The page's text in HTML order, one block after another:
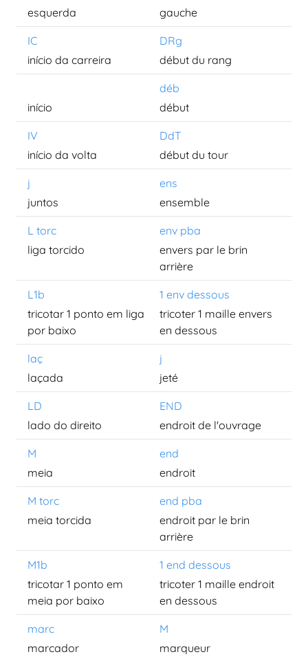
esquerda
gauche
IC
DRg
início da carreira
début du rang
déb
início
début
IV
DdT
início da volta
début du tour
j
ens
juntos
ensemble
L torc
env pba
liga torcido
envers par le brin
arrière
L1b
1 env dessous
tricotar 1 ponto em liga
por baixo
tricoter 1 maille envers
en dessous
laç
j
laçada
jeté
LD
END
lado do direito
endroit de l'ouvrage
M
end
meia
endroit
M torc
end pba
meia torcida
endroit par le brin
arrière
M1b
1 end dessous
tricotar 1 ponto em
meia por baixo
tricoter 1 maille endroit
en dessous
marc
M
marcador
marqueur